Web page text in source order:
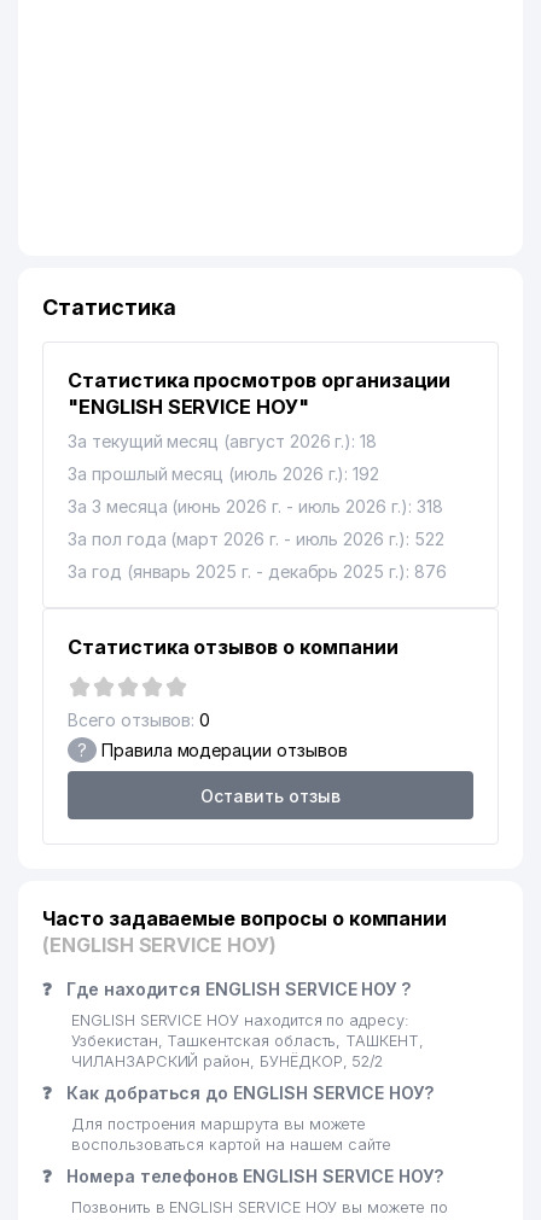
Статистика
Статистика просмотров организации
"ENGLISH SERVICE НОУ"
За текущий месяц (август 2026 г.): 18
За прошлый месяц (июль 2026 г.): 192
За 3 месяца (июнь 2026 г. - июль 2026 г.): 318
За пол года (март 2026 г. - июль 2026 г.): 522
За год (январь 2025 г. - декабрь 2025 г.): 876
Статистика отзывов о компании
Всего отзывов: 0
? Правила модерации отзывов
Оставить отзыв
Часто задаваемые вопросы о компании
(ENGLISH SERVICE НОУ)
❓ Где находится ENGLISH SERVICE НОУ ?
ENGLISH SERVICE НОУ находится по адресу:
Узбекистан, Ташкентская область, ТАШКЕНТ,
ЧИЛАНЗАРСКИЙ район, БУНЁДКОР, 52/2
❓ Как добраться до ENGLISH SERVICE НОУ?
Для построения маршрута вы можете
воспользоваться картой на нашем сайте
❓ Номера телефонов ENGLISH SERVICE НОУ?
Позвонить в ENGLISH SERVICE НОУ вы можете по